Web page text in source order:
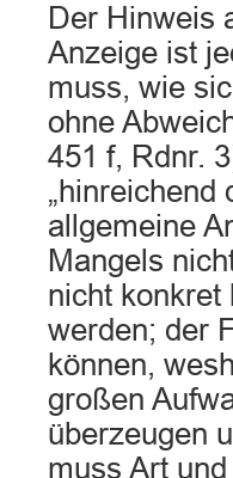
Der Hinweis
Anzeige ist
muss, wie
ohne
451 f, Rdnr.
„hinreichend
allgemeine
Mangels
nicht konkret
werden; der
können,
großen
überzeugen
muss Art